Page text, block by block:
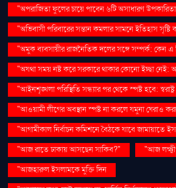
"অপরাজিতা ফুলের চায়ে পাবেন ৬টি অসাধারণ
"অভিবাসী পরিবারের সন্তান কমলার সামনে ইতিহাস সৃষ্টি
"অমুক ব্যবসায়ীর রাজনৈতিক দলের সঙ্গে সম্পর্ক: কেন এ
"অযথা সময় নষ্ট করে সরকারে থাকার কোনো ইচ্ছা
"আইনশৃঙ্খলা পরিস্থিতি সন্ধ্যার পর থেকে স্পষ্ট হবে:
"আওয়ামী লীগের অবস্থান স্পষ্ট না করলে যমুনা ঘেরাও
"আগামীকাল নির্বাচন কমিশনে বৈঠকে যাবে জামায়াতে
"আজ রাতে ঢাকায় আসছেন সাকিব?"
"আজ
"আজহারুল ইসলামকে মুক্তি দিন